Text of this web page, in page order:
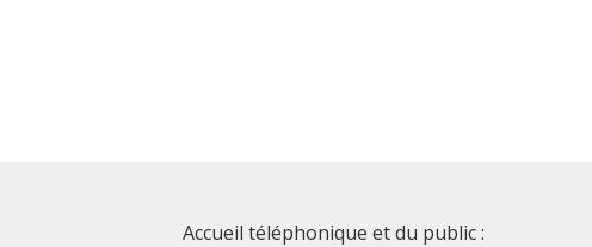
Accueil téléphonique et du public :